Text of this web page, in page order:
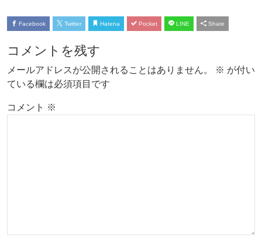
Facebook Twitter Hatena Pocket LINE Share
コメントを残す
メールアドレスが公開されることはありません。 ※ が付い
ている欄は必須項目です
コメント ※